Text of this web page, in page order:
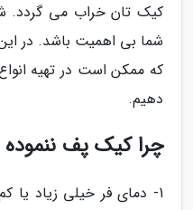
کیک تان خراب می گردد.
شما بی اهمیت باشد. در
که ممکن است در تهیه
دهیم.
چرا کیک پف
1- دمای فر خیلی زیاد یا